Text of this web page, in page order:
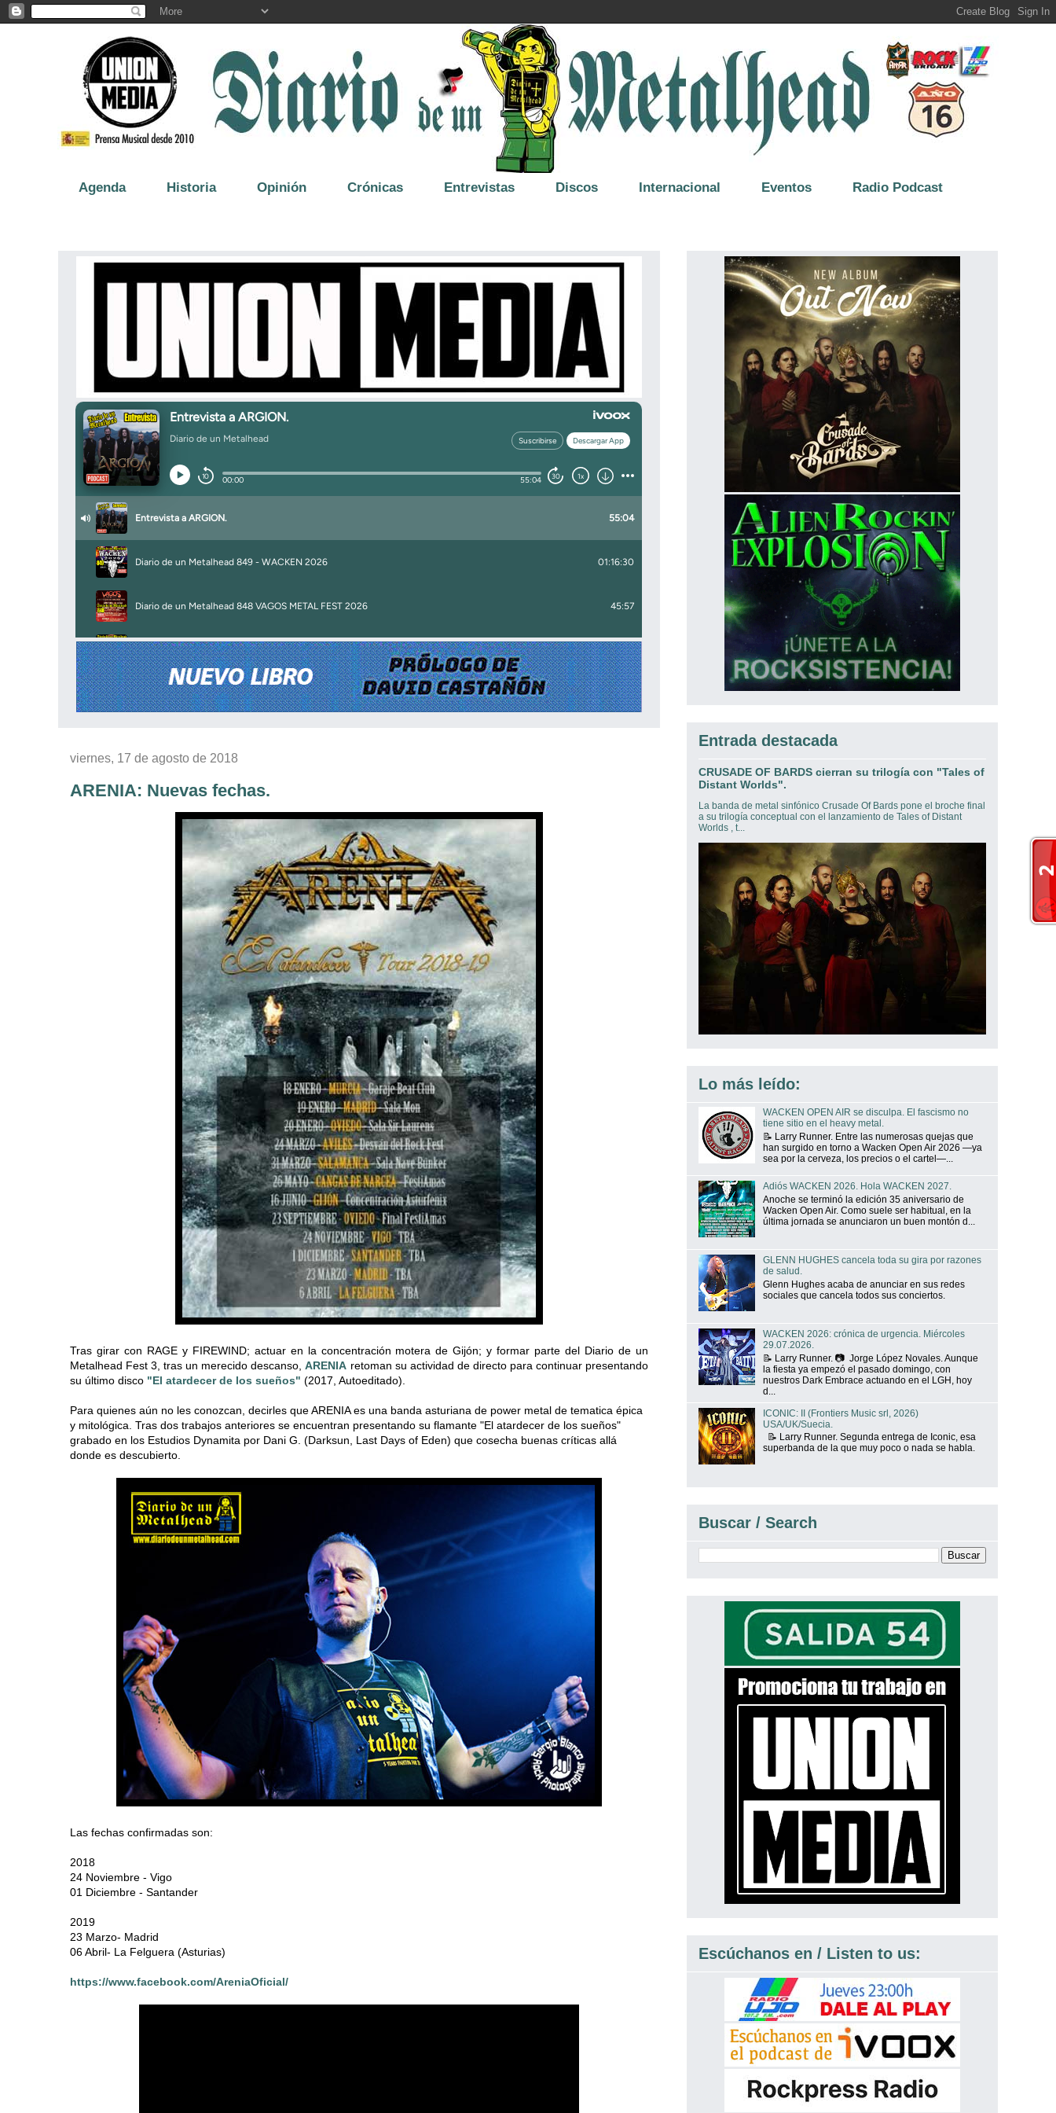
Agenda Historia Opinión Crónicas Entrevistas Discos Internacional Eventos Radio Podcast
viernes, 17 de agosto de 2018
ARENIA: Nuevas fechas.
Tras girar con RAGE y FIREWIND; actuar en la concentración motera de Gijón; y formar parte del Diario de un
Metalhead Fest 3, tras un merecido descanso,ARENIA retoman su actividad de directo para continuar presentando
su último disco "El atardecer de los sueños" (2017, Autoeditado).
Para quienes aún no les conozcan, decirles que ARENIA es una banda asturiana de power metal de tematica épica
y mitológica. Tras dos trabajos anteriores se encuentran presentando su flamante "El atardecer de los sueños"
grabado en los Estudios Dynamita por Dani G. (Darksun, Last Days of Eden) que cosecha buenas críticas allá
donde es descubierto.
Las fechas confirmadas son:
2018
24 Noviembre - Vigo
01 Diciembre - Santander
2019
23 Marzo- Madrid
06 Abril- La Felguera (Asturias)
https://www.facebook.com/AreniaOficial/
Entrada destacada
CRUSADE OF BARDS cierran su trilogía con "Tales of
Distant Worlds".
La banda de metal sinfónico Crusade Of Bards pone el broche final
a su trilogía conceptual con el lanzamiento de Tales of Distant
Worlds , t...
Lo más leído:
WACKEN OPEN AIR se disculpa. El fascismo no
tiene sitio en el heavy metal.
📝 Larry Runner. Entre las numerosas quejas que
han surgido en torno a Wacken Open Air 2026 —ya
sea por la cerveza, los precios o el cartel—...
Adiós WACKEN 2026. Hola WACKEN 2027.
Anoche se terminó la edición 35 aniversario de
Wacken Open Air. Como suele ser habitual, en la
última jornada se anunciaron un buen montón d...
GLENN HUGHES cancela toda su gira por razones
de salud.
Glenn Hughes acaba de anunciar en sus redes
sociales que cancela todos sus conciertos.
WACKEN 2026: crónica de urgencia. Miércoles
29.07.2026.
📝 Larry Runner. 📷 Jorge López Novales. Aunque
la fiesta ya empezó el pasado domingo, con
nuestros Dark Embrace actuando en el LGH, hoy
d...
ICONIC: II (Frontiers Music srl, 2026)
USA/UK/Suecia.
📝 Larry Runner. Segunda entrega de Iconic, esa
superbanda de la que muy poco o nada se habla.
Buscar / Search
Escúchanos en / Listen to us: